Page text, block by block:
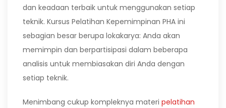
dan keadaan terbaik untuk menggunakan setiap
teknik. Kursus Pelatihan Kepemimpinan PHA ini
sebagian besar berupa lokakarya: Anda akan
memimpin dan berpartisipasi dalam beberapa
analisis untuk membiasakan diri Anda dengan
setiap teknik.
Menimbang cukup kompleknya materi pelatihan